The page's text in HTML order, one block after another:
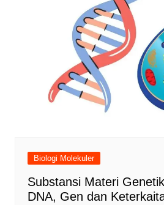
Biologi Molekuler
Substansi Materi
DNA, Gen dan